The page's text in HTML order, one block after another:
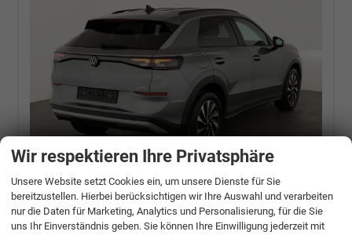
Volkswagen T-Roc1.5 eTSI 110 kW Life DSG
Life, neues Modell, LED, Kamera, Side, Winter,
17-Zoll
Wir respektieren Ihre Privatsphäre
Unsere Website setzt Cookies ein, um unsere Dienste für Sie
bereitzustellen. Hierbei berücksichtigen wir Ihre Auswahl und verarbeiten
nur die Daten für Marketing, Analytics und Personalisierung, für die Sie
uns Ihr Einverständnis geben. Sie können Ihre Einwilligung jederzeit mit